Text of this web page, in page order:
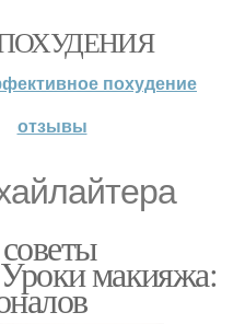
похудение
отзывы
макияжа: